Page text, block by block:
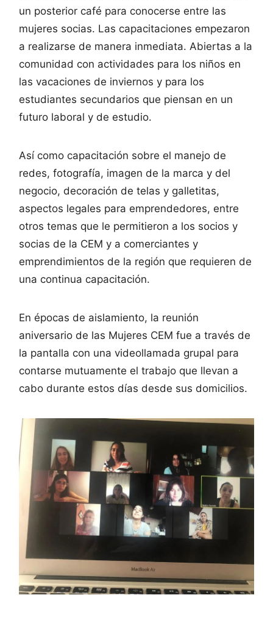
un posterior café para conocerse entre las
mujeres socias. Las capacitaciones empezaron
a realizarse de manera inmediata. Abiertas a la
comunidad con actividades para los niños en
las vacaciones de inviernos y para los
estudiantes secundarios que piensan en un
futuro laboral y de estudio.
Así como capacitación sobre el manejo de
redes, fotografía, imagen de la marca y del
negocio, decoración de telas y galletitas,
aspectos legales para emprendedores, entre
otros temas que le permitieron a los socios y
socias de la CEM y a comerciantes y
emprendimientos de la región que requieren de
una continua capacitación.
En épocas de aislamiento, la reunión
aniversario de las Mujeres CEM fue a través de
la pantalla con una videollamada grupal para
contarse mutuamente el trabajo que llevan a
cabo durante estos días desde sus domicilios.